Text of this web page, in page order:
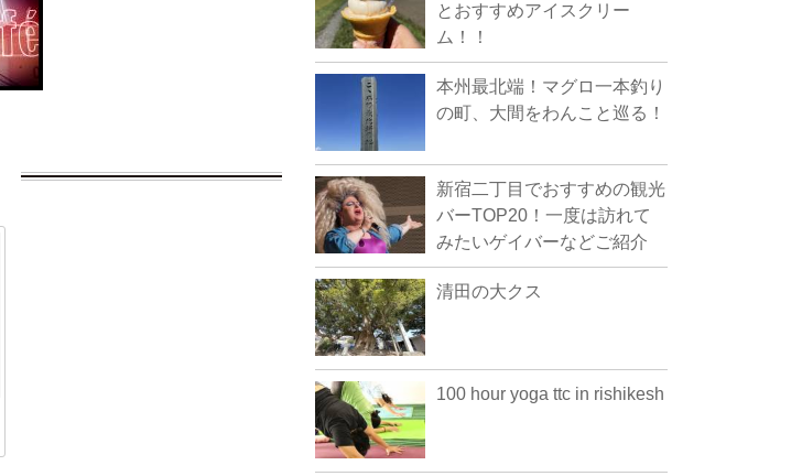
とおすすめアイスクリー
ム！！
本州最北端！マグロ一本釣り
の町、大間をわんこと巡る！
新宿二丁目でおすすめの観光
バーTOP20！一度は訪れて
みたいゲイバーなどご紹介
清田の大クス
100 hour yoga ttc in rishikesh